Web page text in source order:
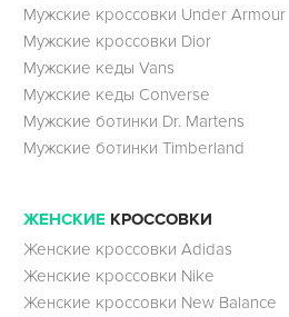
Мужские кроссовки Under Armour
Мужские кроссовки Dior
Мужские кеды Vans
Мужские кеды Converse
Мужские ботинки Dr. Martens
Мужские ботинки Timberland
ЖЕНСКИЕ КРОССОВКИ
Женские кроссовки Adidas
Женские кроссовки Nike
Женские кроссовки New Balance